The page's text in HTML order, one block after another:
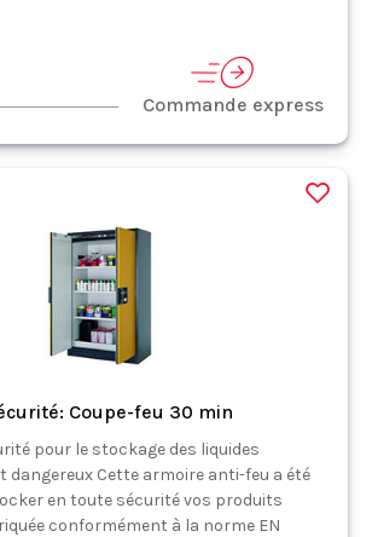
Commande express
Coupe-feu 30 min
pour le stockage des liquides
dangereux Cette armoire anti-feu a été
en toute sécurité vos produits
conformément à la norme EN